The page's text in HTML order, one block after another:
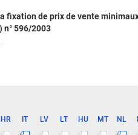
fixation de prix de vente
n° 596/2003
HR IT LV LT HU MT NL